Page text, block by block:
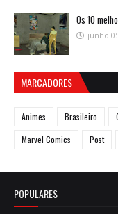
Os 10
junho
MARCADORES
Animes Brasileiro
Marvel Comics
Post
POPULARES